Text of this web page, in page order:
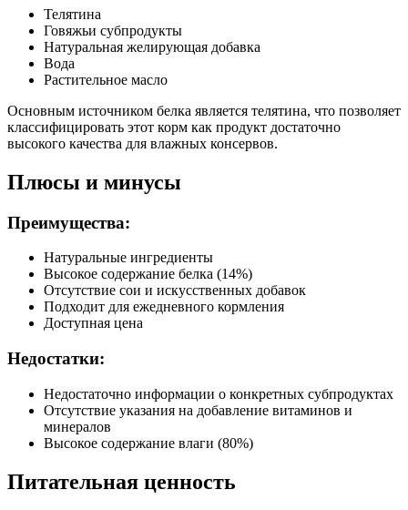
Влага (%)
Калорийность (ккал/100г) 104
Телятина
Говяжьи субпродукты
Натуральная желирующая добавка
Вода
Растительное масло
Основным источником белка является телятина, что позволяет
классифицировать этот корм как продукт достаточно
высокого качества для влажных консервов.
Плюсы и минусы
Преимущества:
Натуральные ингредиенты
Высокое содержание белка (14%)
Отсутствие сои и искусственных добавок
Подходит для ежедневного кормления
Доступная цена
Недостатки:
Недостаточно информации о конкретных субпродуктах
Отсутствие указания на добавление витаминов и
минералов
Высокое содержание влаги (80%)
Питательная ценность